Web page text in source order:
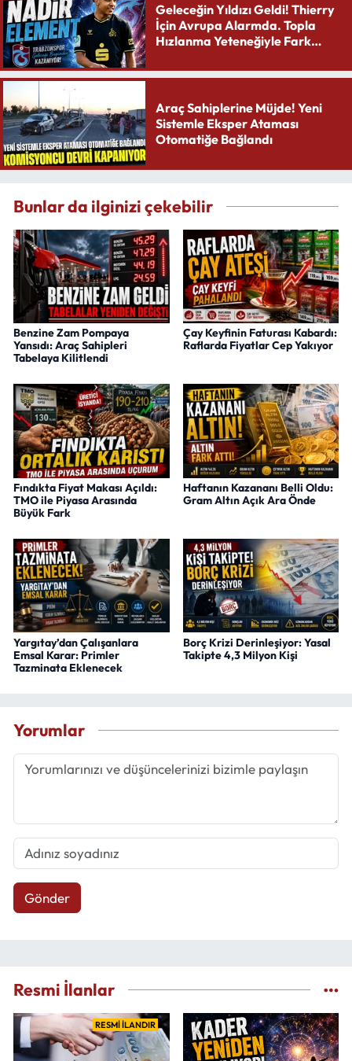
Geleceğin Yıldızı Geldi! Thierry
İçin Avrupa Alarmda. Topla
Hızlanma Yeteneğiyle Fark
Araç Sahiplerine Müjde! Yeni
Sistemle Eksper Ataması
Otomatiğe Bağlandı
Bunlar da ilginizi çekebilir
Benzine Zam Pompaya
Yansıdı: Araç Sahipleri
Tabelaya Kilitlendi
Çay Keyfinin Faturası Kabardı:
Raflarda Fiyatlar Cep Yakıyor
Fındıkta Fiyat Makası Açıldı:
TMO ile Piyasa Arasında
Büyük Fark
Haftanın Kazananı Belli Oldu:
Gram Altın Açık Ara Önde
Yargıtay’dan Çalışanlara
Emsal Karar: Primler
Tazminata Eklenecek
Borç Krizi Derinleşiyor: Yasal
Takipte 4,3 Milyon Kişi
Yorumlar
Gönder
Resmi İlanlar
RESMİ İLANDIR